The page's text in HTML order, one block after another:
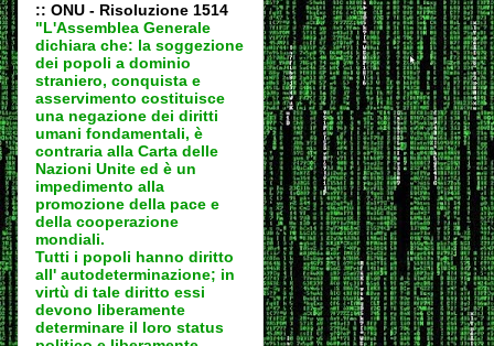
:: ONU - Risoluzione 1514
"L'Assemblea Generale
dichiara che: la soggezione
dei popoli a dominio
straniero, conquista e
asservimento costituisce
una negazione dei diritti
umani fondamentali, è
contraria alla Carta delle
Nazioni Unite ed è un
impedimento alla
promozione della pace e
della cooperazione
mondiali.
Tutti i popoli hanno diritto
all' autodeterminazione; in
virtù di tale diritto essi
devono liberamente
determinare il loro status